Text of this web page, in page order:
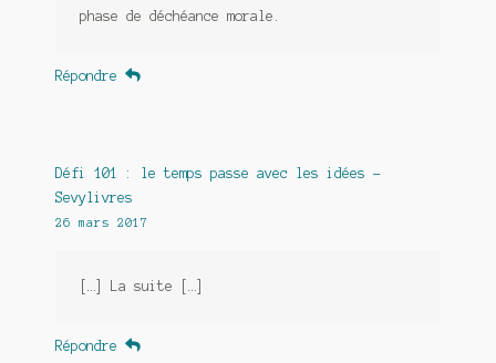
phase de déchéance morale.
Répondre
Défi 101 : le temps passe avec les idées -
Sevylivres
26 mars 2017
[…] La suite […]
Répondre